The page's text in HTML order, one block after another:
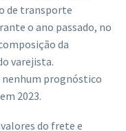
de transporte
o ano passado, no
da
varejista.
prognóstico
2023.
do frete e